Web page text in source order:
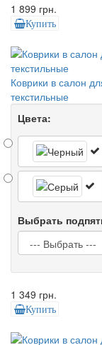
1 899 грн.
Купить
Коврики в салон
текстильные
Цвета:
Выбрать
1 349 грн.
Купить